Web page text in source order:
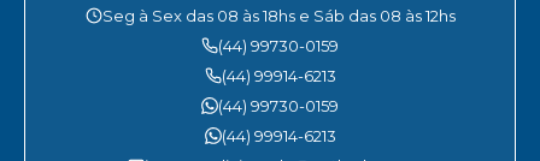
Seg à Sex das 08 às 18hs e Sáb das 08 às 12hs
(44) 99730-0159
(44) 99914-6213
(44) 99730-0159
(44) 99914-6213